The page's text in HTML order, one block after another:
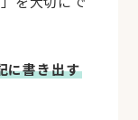
に書き出す